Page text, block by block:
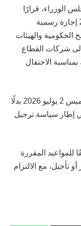
الوزراء، قرارًا
باعتبار يوم الخميس الموافق 2 يوليو 2026 إجازة رسمية
الحكومية والهيئات
إلى شركات القطاع
الاحتفال
ونص القرار على أن تكون الإجازة يوم الخميس 2 يوليو 2026 بدلًا
الموافق 30 يونيو 2026، في إطار سياسة ترحيل
للمواعيد المقررة
تأجيل، مع الالتزام